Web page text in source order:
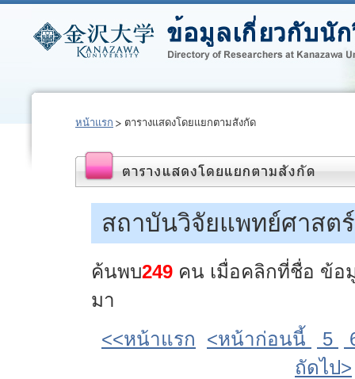
หน้าแรก ตารางแสดงโดยแยกตามสังกัด
สถาบันวิจัยแพทย์ศาสตร์
ค้นพบ249 คน เมื่อคลิกที่ชื่อ ข้อ
มา
<<หน้าแรก
<หน้าก่อนนี้ 5
ถัดไป>